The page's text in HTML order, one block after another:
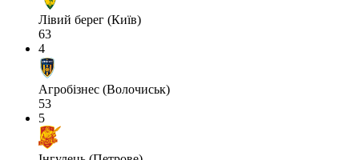
Лівий берег (Київ)
63
4
Агробізнес (Волочиськ)
53
5